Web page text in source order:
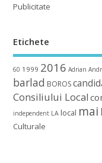
Publicitate
Etichete
60 1999 2016 Adrian
barlad BOROS
Consiliului Local
independent LA local mai
Culturale